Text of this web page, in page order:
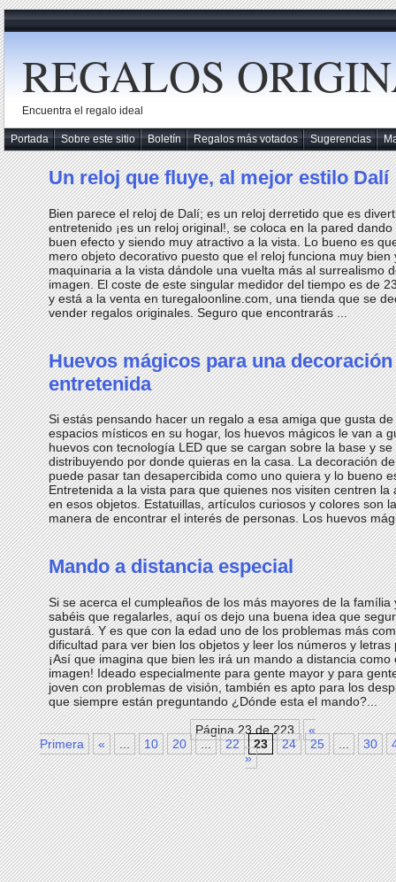
REGALOS
Encuentra el regalo ideal
Portada Sobre este sitio Boletín Regalos más votados Sugerencias
Un reloj que fluye, al mejor estilo Dalí
Bien parece el reloj de Dalí; es un reloj derretido que es
entretenido ¡es un reloj original!, se coloca en la pared dando
buen efecto y siendo muy atractivo a la vista. Lo bueno es
mero objeto decorativo puesto que el reloj funciona muy bien
maquinaria a la vista dándole una vuelta más al surrealismo
imagen. El coste de este singular medidor del tiempo es de
y está a la venta en turegaloonline.com, una tienda que se
vender regalos originales. Seguro que encontrarás ...
Huevos mágicos para una
entretenida
Si estás pensando hacer un regalo a esa amiga que gusta de
espacios místicos en su hogar, los huevos mágicos le van a
huevos con tecnología LED que se cargan sobre la base y se
distribuyendo por donde quieras en la casa. La decoración
puede pasar tan desapercibida como uno quiera y lo bueno
Entretenida a la vista para que quienes nos visiten centren la
en esos objetos. Estatuillas, artículos curiosos y colores son
manera de encontrar el interés de personas. Los huevos
Mando a distancia especial
Si se acerca el cumpleaños de los más mayores de la família
sabéis que regalarles, aquí os dejo una buena idea que
gustará. Y es que con la edad uno de los problemas más
dificultad para ver bien los objetos y leer los números y letras
¡Así que imagina que bien les irá un mando a distancia como
imagen! Ideado especialmente para gente mayor y para
joven con problemas de visión, también es apto para los
que siempre están preguntando ¿Dónde esta el mando?...
Página 23 de 223
«
Primera
« ... 10 20 ... 22 23 24 25 ... 30
»